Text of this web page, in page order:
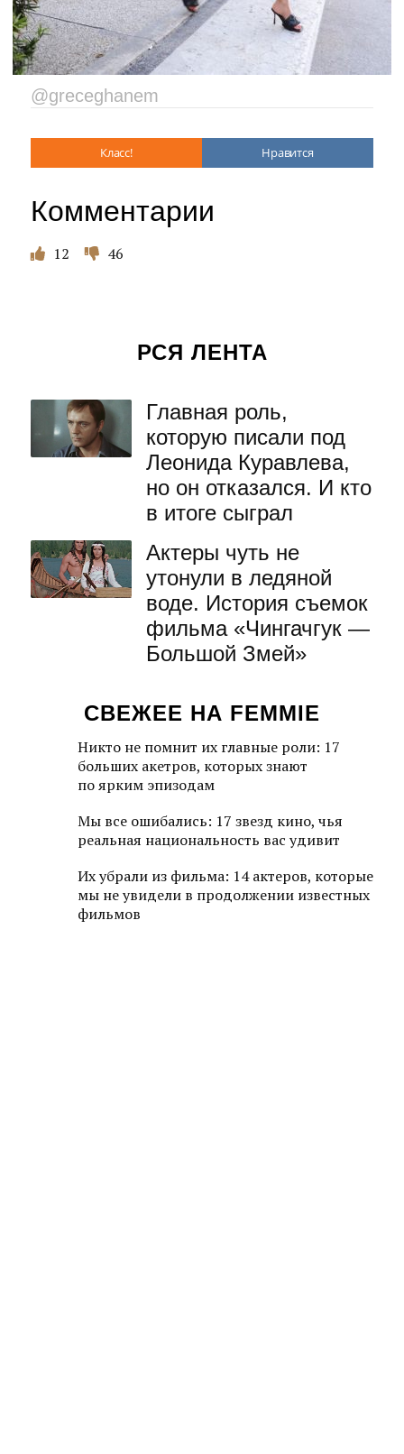
@greceghanem
Класс! Нравится
Комментарии
12 46
РСЯ ЛЕНТА
Главная роль,
которую писали под
Леонида Куравлева,
но он отказался. И кто
в итоге сыграл
Актеры чуть не
утонули в ледяной
воде. История съемок
фильма «Чингачгук —
Большой Змей»
СВЕЖЕЕ НА FEMMIE
Никто не помнит их главные роли: 17
больших акетров, которых знают
по ярким эпизодам
Мы все ошибались: 17 звезд кино, чья
реальная национальность вас удивит
Их убрали из фильма: 14 актеров, которые
мы не увидели в продолжении известных
фильмов